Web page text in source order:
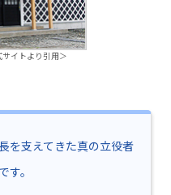
イトより引用＞
を支えてきた真の立役者
。